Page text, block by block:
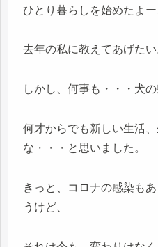
ひとり暮らしを始めたよー
去年の私に教えてあげたい
しかし、何事も・・・犬
何才からでも新しい生活
な・・・と思いました。
きっと、コロナの感染も
うけど、